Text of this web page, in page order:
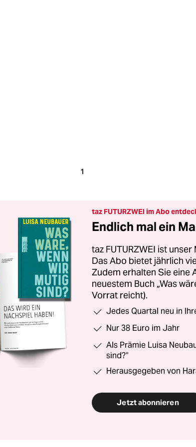
1
taz FUTURZWEI im Abo
Endlich mal ein
taz FUTURZWEI ist
Das Abo bietet jährlich
Zudem erhalten Sie eine
neuestem Buch „Was
Vorrat reicht).
Jedes Quartal neu in
Nur 38 Euro im Jahr
Als Prämie Luisa
sind?“
Herausgegeben von
Jetzt abonnieren